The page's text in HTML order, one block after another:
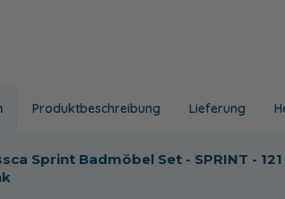
Produktbeschreibung Lieferung
Sprint Badmöbel Set - SPRINT -